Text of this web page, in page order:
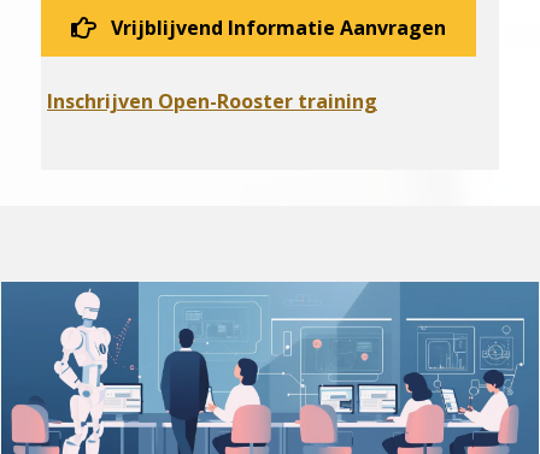
Vrijblijvend Informatie Aanvragen
Inschrijven Open-Rooster training